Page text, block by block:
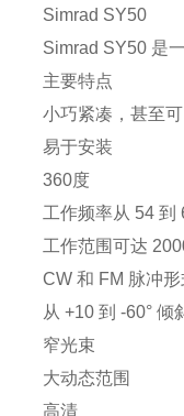
Simrad SY50
Simrad SY50 是
主要特点
小巧紧凑，甚至
易于安装
360度
工作频率从 54 到
工作范围可达
CW 和 FM 脉冲形
从 +10 到 -60° 倾
窄光束
大动态范围
高清